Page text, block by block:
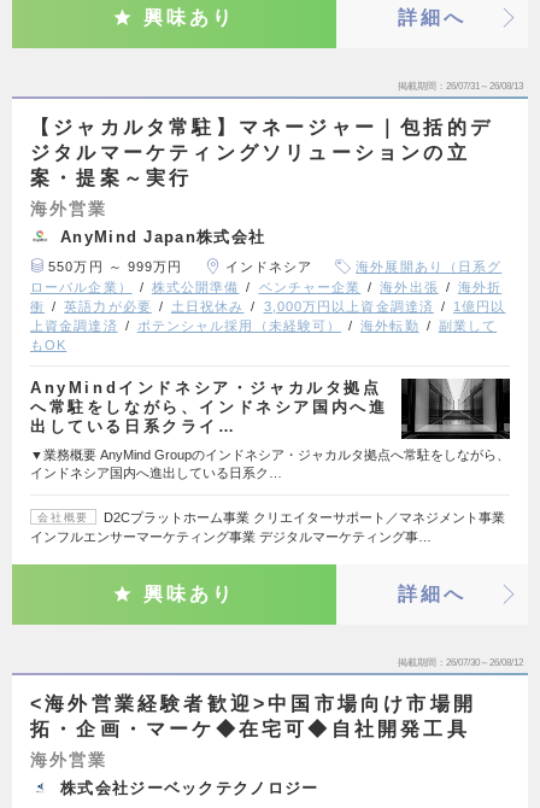
興味あり 詳細へ
掲載期間 26/07/31～26/08/13
【ジャカルタ常駐】マネージャー｜包括的デ
ジタルマーケティングソリューションの立
案・提案～実行
海外営業
AnyMind Japan株式会社
550万円 ～ 999万円 インドネシア
海外展開あり（日系グ
ローバル企業）
株式公開準備 ベンチャー企業 海外出張
海外折
衝
英語力が必要 土日祝休み 3,000万円以上資金調達済
1億円以
上資金調達済
ポテンシャル採用（未経験可） 海外転勤
副業して
もOK
AnyMindインドネシア・ジャカルタ拠点
へ常駐をしながら、インドネシア国内へ進
出している日系クライ…
▼業務概要 AnyMind Groupのインドネシア・ジャカルタ拠点へ常駐をしながら、
インドネシア国内へ進出している日系ク…
会社概要
D2Cプラットホーム事業 クリエイターサポート／マネジメント事業
インフルエンサーマーケティング事業 デジタルマーケティング事…
興味あり 詳細へ
掲載期間 26/07/30～26/08/12
<海外営業経験者歓迎>中国市場向け市場開
拓・企画・マーケ◆在宅可◆自社開発工具
海外営業
株式会社ジーベックテクノロジー